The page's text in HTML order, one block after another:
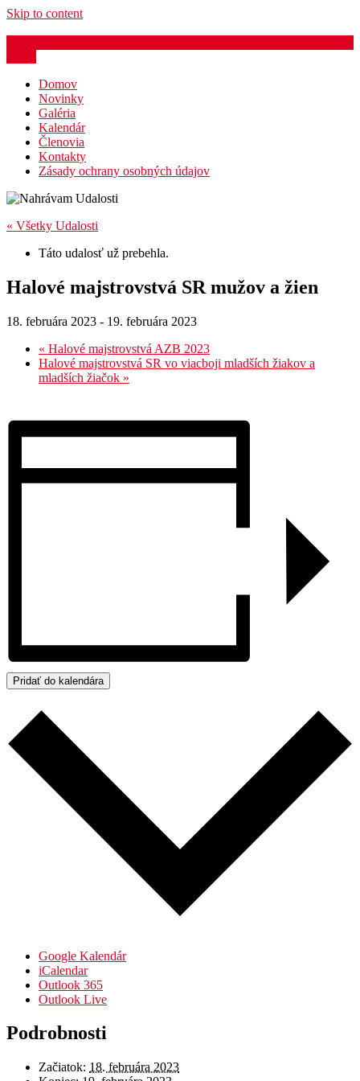
Skip to content
Domov
Novinky
Galéria
Kalendár
Členovia
Kontakty
Zásady ochrany osobných údajov
« Všetky Udalosti
Táto udalosť už prebehla.
Halové majstrovstvá SR mužov a žien
18. februára 2023 - 19. februára 2023
« Halové majstrovstvá AZB 2023
Halové majstrovstvá SR vo viacboji mladších žiakov a
mladších žiačok »
Pridať do kalendára
Google Kalendár
iCalendar
Outlook 365
Outlook Live
Podrobnosti
Začiatok: 18. februára 2023